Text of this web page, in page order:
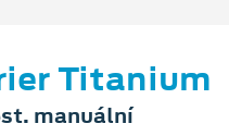
Titanium
manuální